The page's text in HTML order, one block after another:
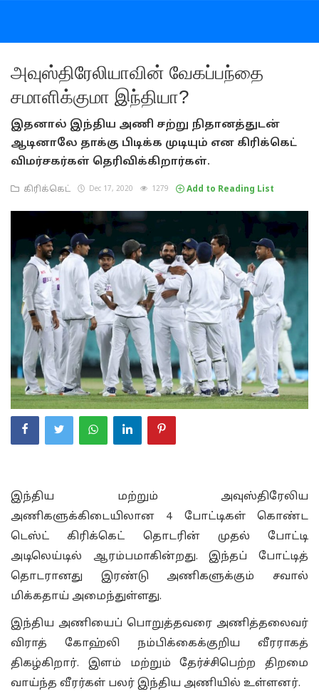
அவுஸ்திரேலியாவின் வேகப்பந்தை
சமாளிக்குமா இந்தியா?
இதனால் இந்திய அணி சற்று நிதானத்துடன்
ஆடினாலே தாக்கு பிடிக்க முடியும் என கிரிக்கெட்
விமர்சகர்கள் தெரிவிக்கிறார்கள்.
கிரிக்கெட் Dec 17, 2020 1279 Add to Reading List
இந்திய மற்றும் அவுஸ்திரேலிய
அணிகளுக்கிடையிலான 4 போட்டிகள் கொண்ட
டெஸ்ட் கிரிக்கெட் தொடரின் முதல் போட்டி
அடிலெய்டில் ஆரம்பமாகின்றது. இந்தப் போட்டித்
தொடரானது இரண்டு அணிகளுக்கும் சவால்
மிக்கதாய் அமைந்துள்ளது.
இந்திய அணியைப் பொறுத்தவரை அணித்தலைவர்
விராத் கோஹ்லி நம்பிக்கைக்குறிய வீரராகத்
திகழ்கிறார். இளம் மற்றும் தேர்ச்சிபெற்ற திறமை
வாய்ந்த வீரர்கள் பலர் இந்திய அணியில் உள்ளனர்.